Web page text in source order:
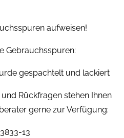
aufweisen!
Gebrauchsspuren:
gespachtelt und lackiert
Rückfragen stehen Ihnen
gerne zur Verfügung:
13